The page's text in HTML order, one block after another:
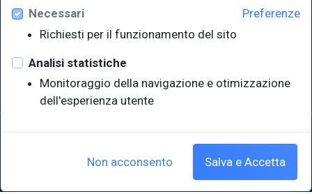
Università degli Studi di Trieste
Sistema Bibliotecario di Ateneo
EUT in cifre
P.IVA 00211830328 - C.F. 80013890324 - P.E.C.: ateneo@pec.units.it
Preferenze
Necessari
Richiesti per il funzionamento del sito
Analisi statistiche
Monitoraggio della navigazione e otimizzazione
dell'esperienza utente
Non acconsento Salva e Accetta